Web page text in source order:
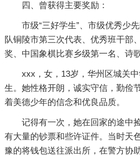
四、曾获得主要奖励：
市级“三好学生”、市级优秀少
队铜陵市第三次代表、优秀班干部
奖、中国象棋比赛乡级第一名、
xxx，女，13岁，华州区城关
生。她性格开朗，诚实守信，勤俭
着美德少年的信念和优良品质。
记得有一次，她在回家的途中
有大量的钞票和些许证件。当时天
豫的将钱包送往派出所，在警方协